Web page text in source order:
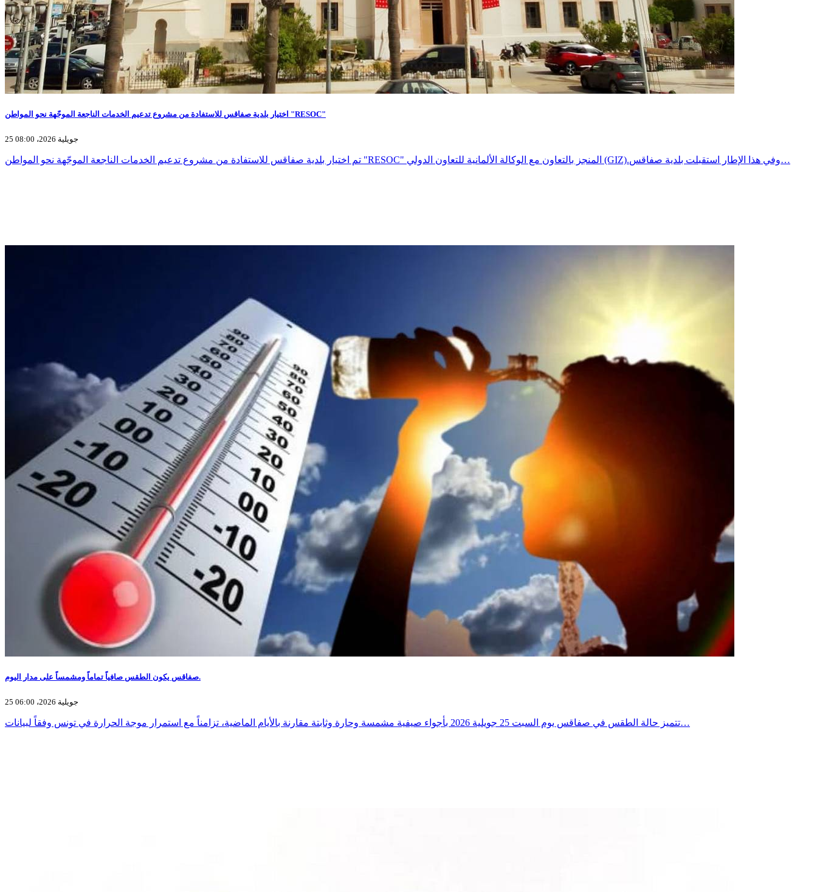
اختيار بلدية صفاقس للاستفادة من مشروع تدعيم الخدمات الناجعة الموجّهة نحو المواطن "RESOC"
25 جويلية 2026، 08:00
تم اختيار بلدية صفاقس للاستفادة من مشروع تدعيم الخدمات الناجعة الموجّهة نحو المواطن "RESOC" المنجز بالتعاون مع الوكالة الألمانية للتعاون الدولي (GIZ).وفي هذا الإطار استقبلت بلدية صفاقس…
صفاقس يكون الطقس صافياً تماماً ومشمساً على مدار اليوم.
25 جويلية 2026، 06:00
تتميز حالة الطقس في صفاقس يوم السبت 25 جويلية 2026 بأجواء صيفية مشمسة وحارة وثابتة مقارنة بالأيام الماضية، تزامناً مع استمرار موجة الحرارة في تونس وفقاً لبيانات…